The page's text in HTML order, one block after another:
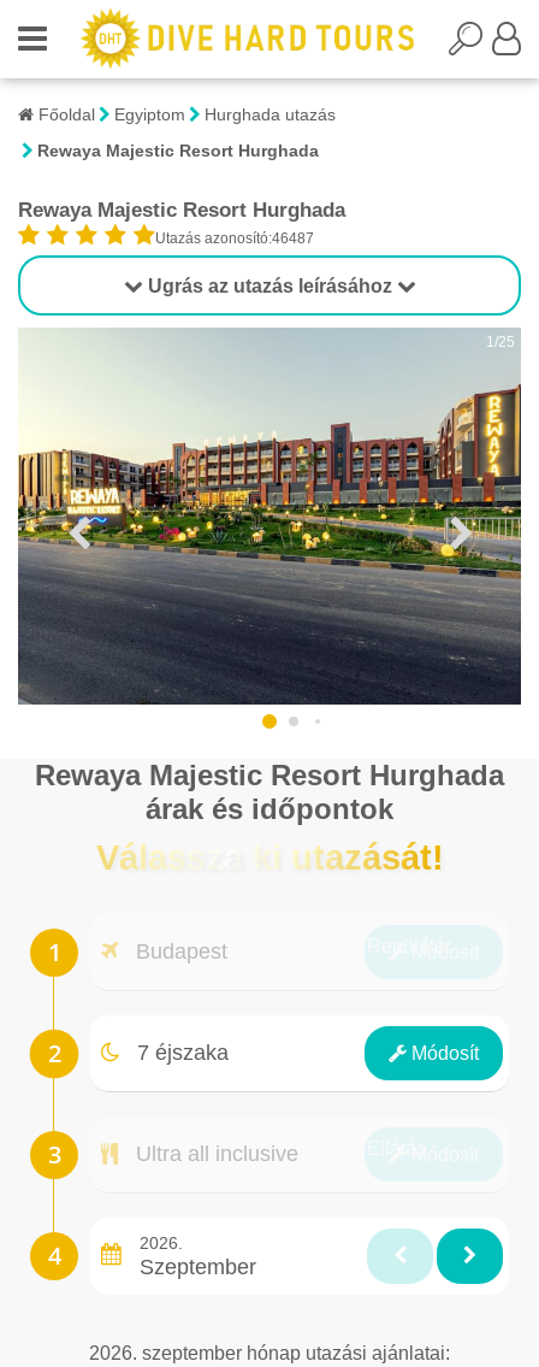
Főoldal Egyiptom
Hurghada utazás
Rewaya Majestic Resort Hurghada
Rewaya Majestic Resort Hurghada
Utazás azonosító:46487
Ugrás az utazás leírásához
1/25
Rewaya Majestic Resort Hurghada
árak és időpontok
Válassza ki utazását!
Budapest
7 éjszaka Módosít
Éjszakák
Ultra all inclusive
2026.
Szeptember
2026. szeptember hónap utazási ajánlatai: